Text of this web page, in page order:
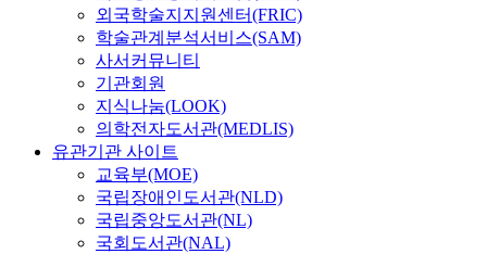
외국학술지지원센터(FRIC)
학술관계분석서비스(SAM)
사서커뮤니티
기관회원
지식나눔(LOOK)
의학전자도서관(MEDLIS)
유관기관 사이트
교육부(MOE)
국립장애인도서관(NLD)
국립중앙도서관(NL)
국회도서관(NAL)